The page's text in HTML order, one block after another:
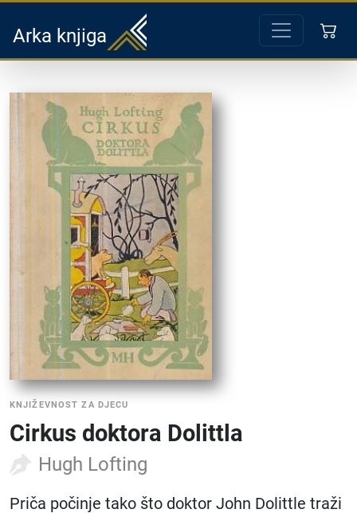
Arka knjiga
KNJIŽEVNOST ZA DJECU
Cirkus doktora Dolittla
Hugh Lofting
Priča počinje tako što doktor John Dolittle traži